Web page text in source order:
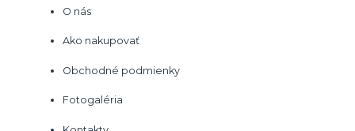
O nás
Ako nakupovať
Obchodné podmienky
Fotogaléria